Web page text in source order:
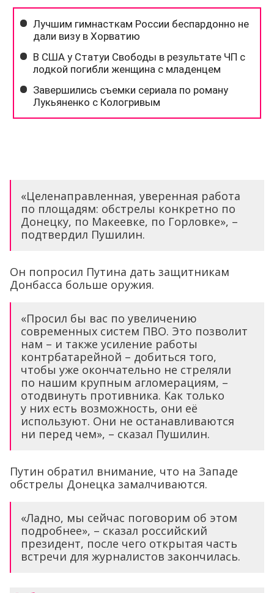
«Целенаправленная, уверенная работа
по площадям: обстрелы конкретно по
Донецку, по Макеевке, по Горловке», –
подтвердил Пушилин.
Он попросил Путина дать защитникам
Донбасса больше оружия.
«Просил бы вас по увеличению
современных систем ПВО. Это позволит
нам – и также усиление работы
контрбатарейной – добиться того,
чтобы уже окончательно не стреляли
по нашим крупным агломерациям, –
отодвинуть противника. Как только
у них есть возможность, они её
используют. Они не останавливаются
ни перед чем», – сказал Пушилин.
Путин обратил внимание, что на Западе
обстрелы Донецка замалчиваются.
«Ладно, мы сейчас поговорим об этом
подробнее», – сказал российский
президент, после чего открытая часть
встречи для журналистов закончилась.